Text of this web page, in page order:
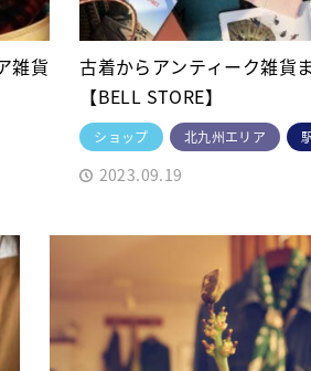
雑貨
古着からアンティーク雑貨
【BELL STORE】
ショップ 北九州エリア
2023.09.19